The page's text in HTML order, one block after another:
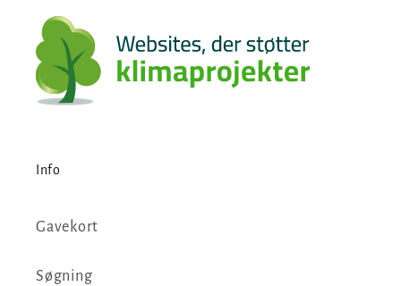
Info
Gavekort
Søgning